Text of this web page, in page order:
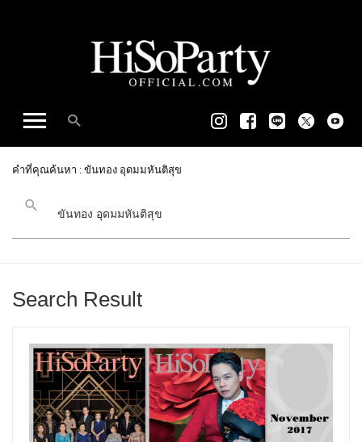
คำที่คุณค้นหา : ขันทอง อุดมมหันติสุข
Search Result